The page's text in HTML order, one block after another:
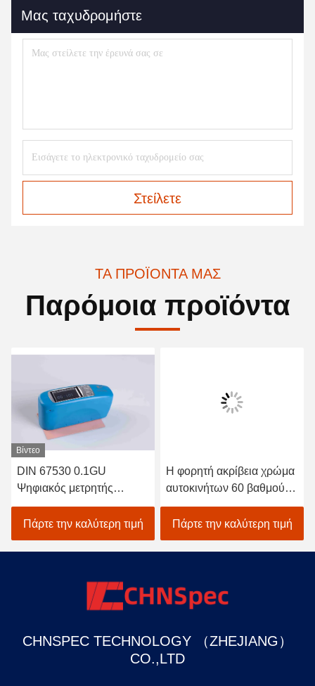
Μας ταχυδρομήστε
Στείλετε
ΤΑ ΠΡΟΪΌΝΤΑ ΜΑΣ
Παρόμοια προϊόντα
Βίντεο
DIN 67530 0.1GU
Ψηφιακός μετρητής
γυαλάδας 0.2%GU
Repeatability Compact
Structure
Πάρτε την καλύτερη τιμή
Η φορητή ακρίβεια χρώμα
αυτοκινήτων 60 βαθμού
σχολιάζει το μετρητή 1
επίδειξη GU
Πάρτε την καλύτερη τιμή
CHNSPEC TECHNOLOGY （ZHEJIANG）
CO.,LTD